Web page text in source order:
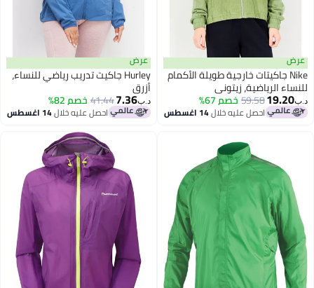
عرض
Nike جاكيتات خارجية طويلة الأكمام
للنساء الرياضية، زيتوني
د.ب‏19.20
59.58خصم 67%
احصل عليه خلال14 اغسطس
عرض
Hurley جاكيت تدريب رياضي للنساء،
أزرق
د.ب‏7.36
41.44خصم 82%
احصل عليه خلال14 اغسطس